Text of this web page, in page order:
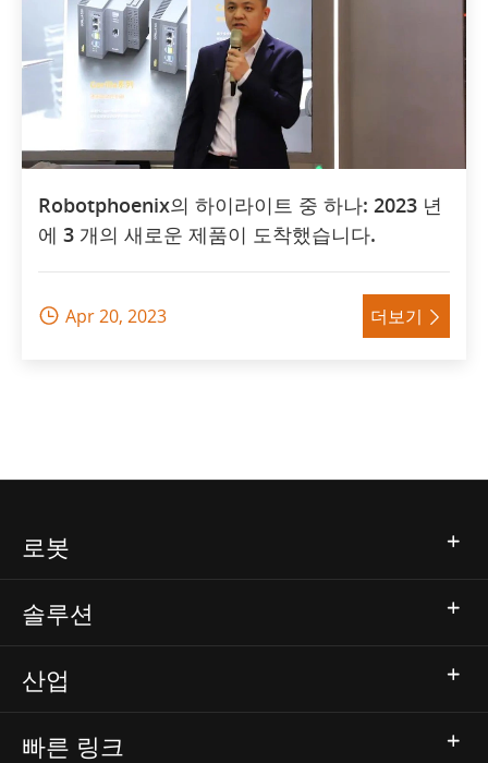
Robotphoenix의 하이라이트 중 하나: 2023 년
에 3 개의 새로운 제품이 도착했습니다.
 Apr 20, 2023 더보기 
로봇
솔루션
산업
빠른 링크